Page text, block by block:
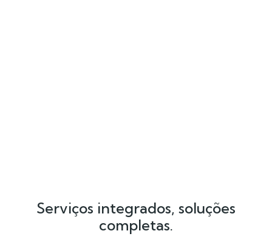
Serviços integrados, soluções
completas.